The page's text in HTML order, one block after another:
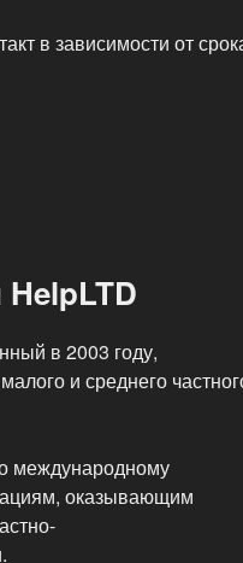
в зависимости от
в 2003 году,
и среднего
международному
оказывающим